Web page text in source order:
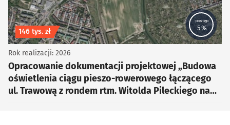
postęp
5%
Koszt inwestycji
146 tys. zł
Opracowanie dokumentacji projektowej „Budowa
oświetlenia ciągu pieszo-rowerowego łączącego
ul. Trawową z rondem rtm. Witolda Pileckiego na
Rok realizacji: 2026